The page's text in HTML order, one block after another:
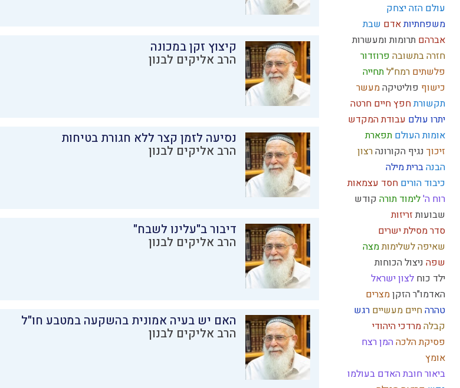
עולם הזהיצחק
משפחתיותאדם שבת
אברהם תרומות ומעשרות
חזרה בתשובה פרוזדור
פלשתים רמח"לתחייה
כישוף פוליטיקהמעשר
תקשורתחפץ חיים חרטה
יתרו עולם עבודת המקדש
אומות העולם תפארת
זיכוך נגיף הקורונהרצון
הבנהברית מילה
כיבוד הורים חסד עצמאות
רוח ה'לימוד תורה קודש
שבועותזריזות
סדר מסילת ישרים
שאיפה לשלימותמצה
שפה ניצול הכוחות
ילד כוח לצוןישראל
האדמו"ר הזקןמצרים
טהרהחיים מעשיים רגש
קבלהמרדכי היהודי
פסיקת הלכה המןרצח
אומץ
ביאור חובת האדם בעולמו
קיצוץ זקן במכונה
הרב אליקים לבנון
נסיעה לזמן קצר ללא חגורת בטיחות
הרב אליקים לבנון
דיבור ב"עלינו לשבח"
הרב אליקים לבנון
האם יש בעיה אמונית בהשקעה במטבע חו"ל
הרב אליקים לבנון